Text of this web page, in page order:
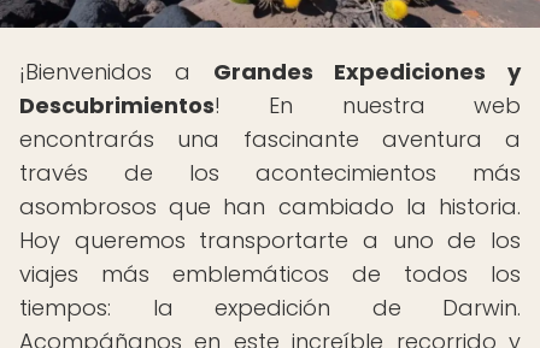
¡Bienvenidos a Grandes Expediciones y
Descubrimientos! En nuestra web
encontrarás una fascinante aventura a
través de los acontecimientos más
asombrosos que han cambiado la historia.
Hoy queremos transportarte a uno de los
viajes más emblemáticos de todos los
tiempos: la expedición de Darwin.
Acompáñanos en este increíble recorrido y